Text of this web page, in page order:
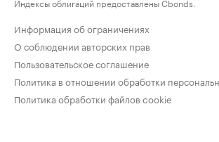
Информация об ограничениях
О соблюдении авторских прав
Пользовательское соглашение
Политика в отношении обработки
Политика обработки файлов cookie